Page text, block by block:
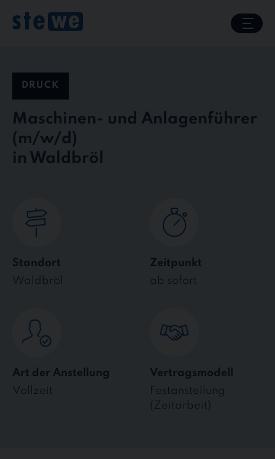
content
DRUCK
Maschinen- und Anlagenführer
in Waldbröl
Standort
Waldbröl
Zeitpunkt
ab sofort
Art der Anstellung
Vollzeit
Vertragsmodell
Festanstellung
(Zeitarbeit)